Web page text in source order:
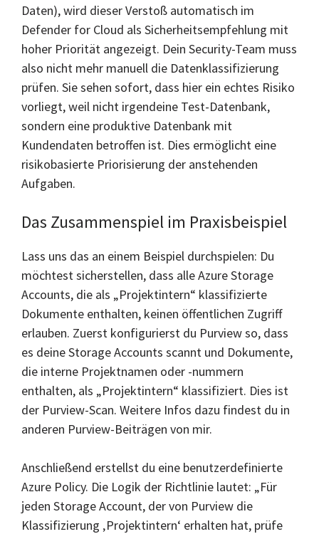
Daten), wird dieser Verstoß automatisch im
Defender for Cloud als Sicherheitsempfehlung mit
hoher Priorität angezeigt. Dein Security-Team muss
also nicht mehr manuell die Datenklassifizierung
prüfen. Sie sehen sofort, dass hier ein echtes Risiko
vorliegt, weil nicht irgendeine Test-Datenbank,
sondern eine produktive Datenbank mit
Kundendaten betroffen ist. Dies ermöglicht eine
risikobasierte Priorisierung der anstehenden
Aufgaben.
Das Zusammenspiel im Praxisbeispiel
Lass uns das an einem Beispiel durchspielen: Du
möchtest sicherstellen, dass alle Azure Storage
Accounts, die als „Projektintern“ klassifizierte
Dokumente enthalten, keinen öffentlichen Zugriff
erlauben. Zuerst konfigurierst du Purview so, dass
es deine Storage Accounts scannt und Dokumente,
die interne Projektnamen oder -nummern
enthalten, als „Projektintern“ klassifiziert. Dies ist
der Purview-Scan. Weitere Infos dazu findest du in
anderen Purview-Beiträgen von mir.
Anschließend erstellst du eine benutzerdefinierte
Azure Policy. Die Logik der Richtlinie lautet: „Für
jeden Storage Account, der von Purview die
Klassifizierung ‚Projektintern‘ erhalten hat, prüfe